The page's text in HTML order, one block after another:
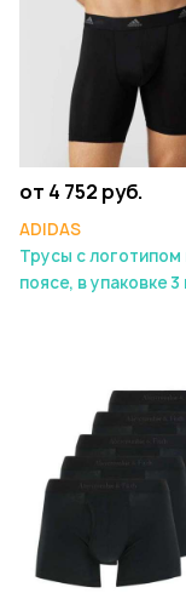
от 4 752 руб.
ADIDAS
Трусы с логотипом
поясе, в упаковке 3